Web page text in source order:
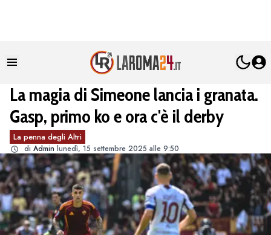
La magia di Simeone lancia i granata.
Gasp, primo ko e ora c'è il derby
La penna degli Altri
di Admin lunedì, 15 settembre 2025 alle 9:50